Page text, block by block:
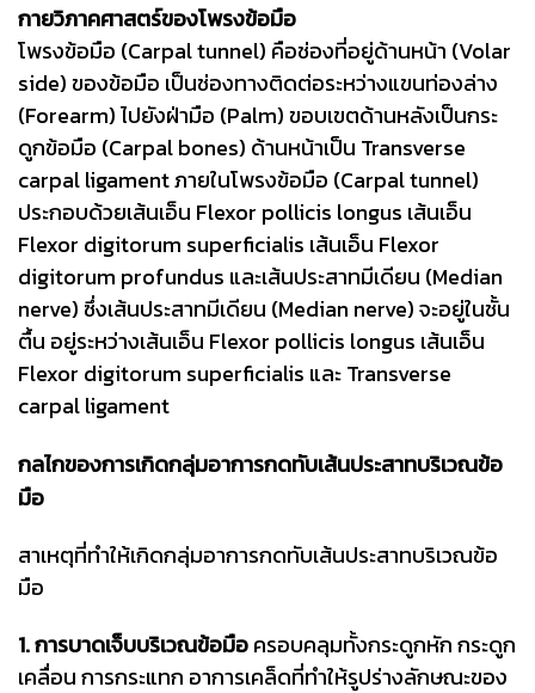
กายวิภาคศาสตร์ของโพรงข้อมือ
โพรงข้อมือ (Carpal tunnel) คือช่องที่อยู่ด้านหน้า (Volar
side) ของข้อมือ เป็นช่องทางติดต่อระหว่างแขนท่องล่าง
(Forearm) ไปยังฝ่ามือ (Palm) ขอบเขตด้านหลังเป็นกระ
ดูกข้อมือ (Carpal bones) ด้านหน้าเป็น Transverse
carpal ligament ภายในโพรงข้อมือ (Carpal tunnel)
ประกอบด้วยเส้นเอ็น Flexor pollicis longus เส้นเอ็น
Flexor digitorum superficialis เส้นเอ็น Flexor
digitorum profundus และเส้นประสาทมีเดียน (Median
nerve) ซึ่งเส้นประสาทมีเดียน (Median nerve) จะอยู่ในชั้น
ตื้น อยู่ระหว่างเส้นเอ็น Flexor pollicis longus เส้นเอ็น
Flexor digitorum superficialis และ Transverse
carpal ligament
กลไกของการเกิดกลุ่มอาการกดทับเส้นประสาทบริเวณข้อ
มือ
สาเหตุที่ทำให้เกิดกลุ่มอาการกดทับเส้นประสาทบริเวณข้อ
มือ
1. การบาดเจ็บบริเวณข้อมือครอบคลุมทั้งกระดูกหัก กระดูก
เคลื่อน การกระแทก อาการเคล็ดที่ทำให้รูปร่างลักษณะของ